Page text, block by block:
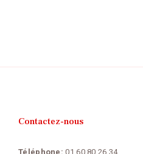
Contactez-nous
Téléphone: 01 60 80 26 34